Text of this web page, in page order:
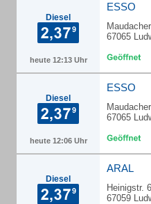
Diesel
heute 12:13 Uhr
ESSO
67065
Diesel
heute 12:06 Uhr
ESSO
67065
Diesel
ARAL
Heinigstr.
67059